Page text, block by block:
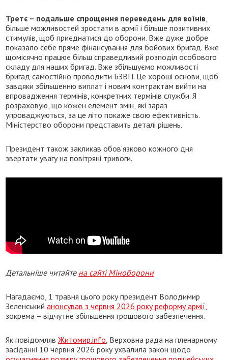
Третє – подальше спрощення переведень для воїнів
більше можливостей зростати в армії і більше позитивних
стимулів, щоб приєднатися до оборони. Вже дуже добре
показало себе пряме фінансування для бойових бригад. Вже
щомісячно працює більш справедливий розподіл особового
складу для наших бригад. Вже збільшуємо можливості
бригад самостійно проводити БЗВП. Це хороші основи, щоб
завдяки збільшенню виплат і новим контрактам вийти на
впровадження термінів, конкретних термінів служби. Я
розраховую, що кожен елемент змін, які зараз
упроваджуються, за це літо покаже свою ефективність.
Міністерство оборони представить деталі рішень.
Президент також закликав обов’язково кожного дня
звертати увагу на повітряні тривоги.
Детальніше читайте на сайті Міноборони
Нагадаємо, 1 травня цього року президент Володимир
Зеленськийанонсував з червня 2026 року реформу армії
зокрема – відчутне збільшення грошового забезпечення.
Як повідомлявЖитомир.info , Верховна рада на пленарному
засіданні 10 червня 2026 року ухвалила закон щодо